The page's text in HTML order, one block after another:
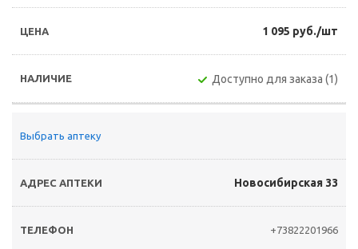
1 095 руб./шт
Доступно для заказа (1)
Выбрать аптеку
Новосибирская 33
+73822201966